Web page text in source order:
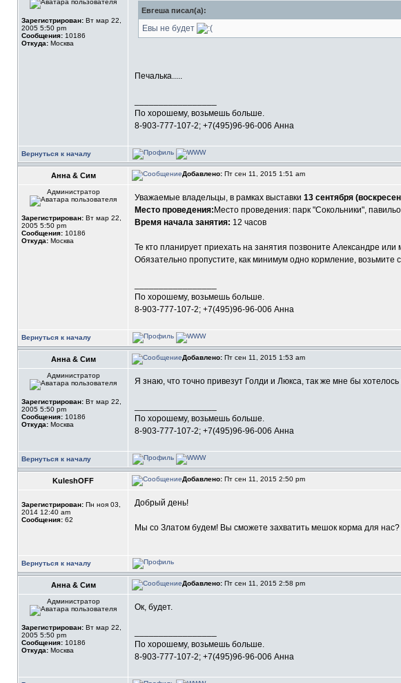
Зарегистрирован: Вт мар 22,
2005 5:50 pm
Сообщения: 10186
Откуда: Москва
Евгеша писал(а):
Евы не будет
Печалька.....
По хорошему, возьмешь больше.
8-903-777-107-2; +7(495)96-96-006 Анна
Вернуться к началу
Анна & Сим Добавлено: Пт сен 11, 2015 1:51 am
Администратор
Зарегистрирован: Вт мар 22,
2005 5:50 pm
Сообщения: 10186
Откуда: Москва
Уважаемые владельцы, в рамках выставки 13 сентября
Место проведения: Место проведения: парк "Сокольники",
Время начала занятия: 12 часов
Те кто планирует приехать на занятия позвоните Александре
Обязательно пропустите, как минимум одно кормление, возьмите
По хорошему, возьмешь больше.
8-903-777-107-2; +7(495)96-96-006 Анна
Вернуться к началу
Анна & Сим Добавлено: Пт сен 11, 2015 1:53 am
Администратор
Зарегистрирован: Вт мар 22,
2005 5:50 pm
Сообщения: 10186
Откуда: Москва
Я знаю, что точно привезут Голди и Люкса, так же мне бы
По хорошему, возьмешь больше.
8-903-777-107-2; +7(495)96-96-006 Анна
Вернуться к началу
KuleshOFF Добавлено: Пт сен 11, 2015 2:50 pm
Зарегистрирован: Пн ноя 03,
2014 12:40 am
Сообщения: 62
Добрый день!
Мы со Златом будем! Вы сможете захватить мешок корма для
Вернуться к началу
Анна & Сим Добавлено: Пт сен 11, 2015 2:58 pm
Администратор
Зарегистрирован: Вт мар 22,
2005 5:50 pm
Сообщения: 10186
Откуда: Москва
Ок, будет.
По хорошему, возьмешь больше.
8-903-777-107-2; +7(495)96-96-006 Анна